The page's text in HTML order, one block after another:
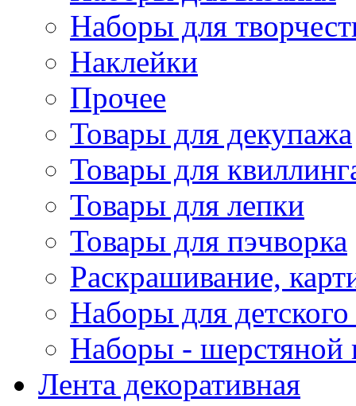
Наборы для
Наклейки
Прочее
Товары для декупажа
Товары для
Товары для лепки
Товары для пэчворка
Раскрашивание,
Наборы для
Наборы - шерстяной
Лента декоративная